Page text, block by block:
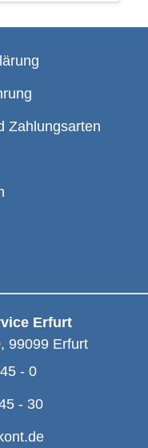
Zahlungsarten
Erfurt
, 99099 Erfurt
- 0
- 30